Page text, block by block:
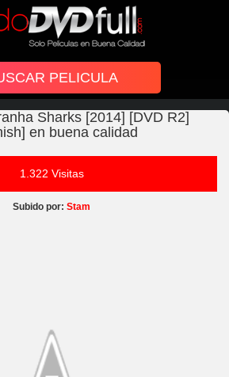
Sharks [2014] [DVD R2]
en buena calidad
1.322 Visitas
Subido por: Stam